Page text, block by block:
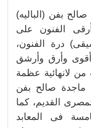
بفن (الباليه)
الفنون على
درة الفنون،
وأرق وأرشق
من لانهائية عظمة
ماجدة صالح بفن
القديم، كما
فى المعابد